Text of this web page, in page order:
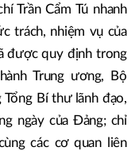
Trần Cẩm Tú nhanh
trách, nhiệm vụ của
được quy định trong
Trung ương, Bộ
Bí thư lãnh đạo,
ngày của Đảng; chỉ
các cơ quan liên